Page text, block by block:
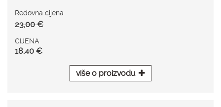
Redovna cijena
23,00 €
CIJENA
18,40 €
više o proizvodu